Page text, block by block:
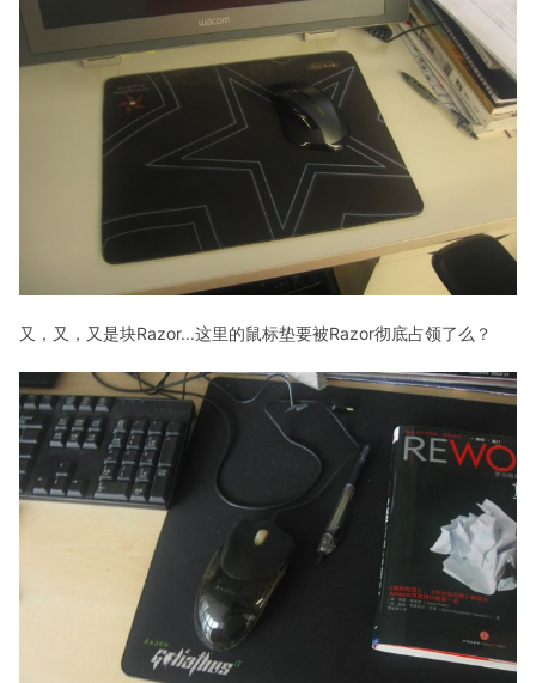
又，又，又是块Razor...这里的鼠标垫要被Razor彻底占领了么？